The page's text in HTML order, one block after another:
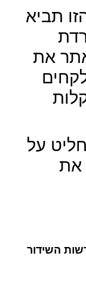
תביא
את
על
את
השידור